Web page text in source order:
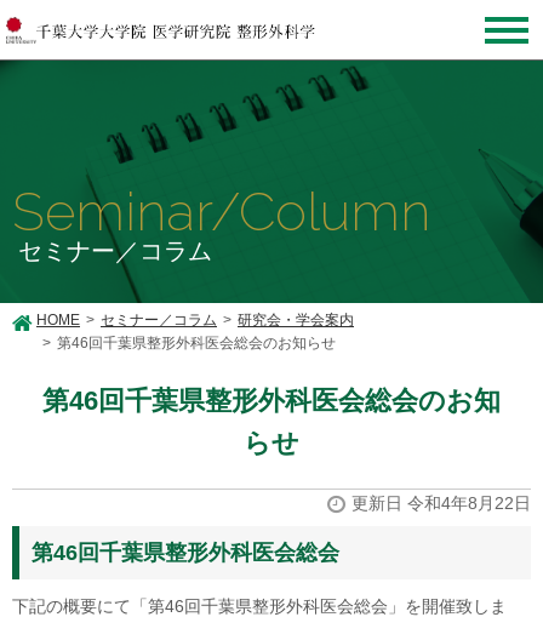
Seminar/Column
セミナー／コラム
HOME セミナー／コラム
研究会・学会案内
第46回千葉県整形外科医会総会のお知らせ
第46回千葉県整形外科医会総会のお知
らせ
更新日 令和4年8月22日
第46回千葉県整形外科医会総会
下記の概要にて「第46回千葉県整形外科医会総会」を開催致しま